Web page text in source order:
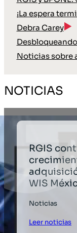
¡La espera
Debra Carey
Noticias sobre
NOTICIAS
RGIS
WIS
Noticias
Leer noticias